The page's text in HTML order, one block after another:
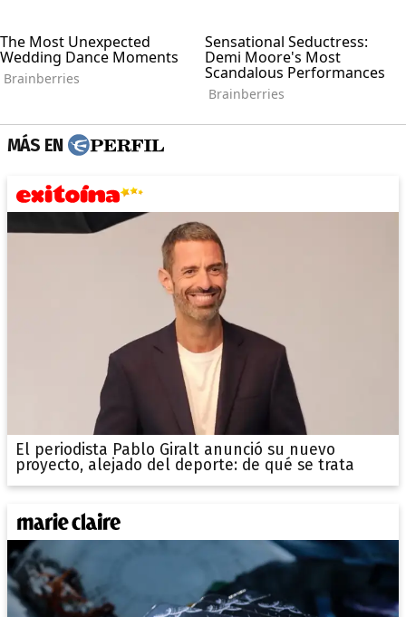
MÁS EN
El periodista Pablo Giralt anunció su nuevo
proyecto, alejado del deporte: de qué se trata